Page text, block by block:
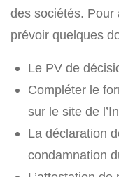
des sociétés. Pour
prévoir quelques
Le PV de
Compléter le
sur le site de
La déclaration
condamnation